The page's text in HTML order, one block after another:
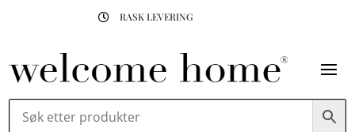
 RASK LEVERING